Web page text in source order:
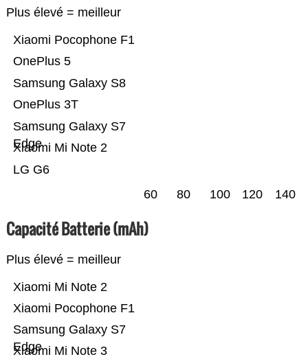
Plus élevé = meilleur
LG G6
Xiaomi Mi Note 2
Samsung Galaxy S7
Edge
OnePlus 3T
Samsung Galaxy S8
OnePlus 5
Xiaomi Pocophone F1
60 80 100 120 140
Capacité Batterie (mAh)
Plus élevé = meilleur
Xiaomi Mi Note 3
Samsung Galaxy S7
Edge
Xiaomi Pocophone F1
Xiaomi Mi Note 2